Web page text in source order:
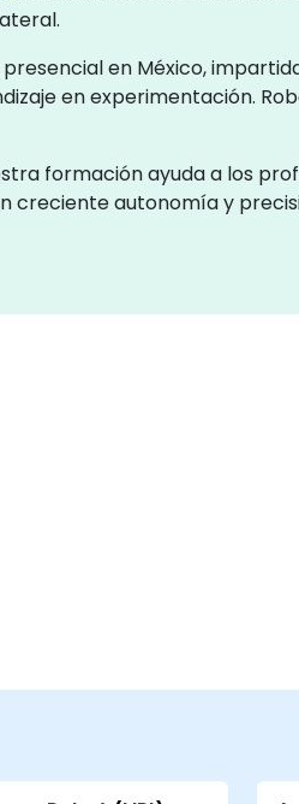
en México,
en experimentación.
formación ayuda a los
creciente autonomía y